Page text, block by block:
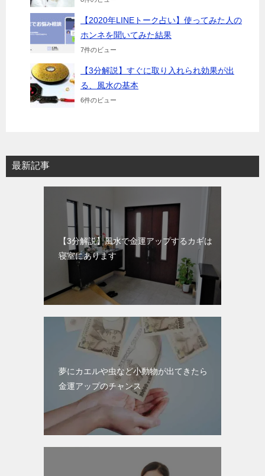
【2020年LINEトーク占い】使ってみた人の
ホンネを聞いてみた結果
7件のビュー
【3分解説】すぐに取り入れられ効果が出
る、風水の基本
6件のビュー
最新記事
【3分解説】風水で金運アップするカギは
寝室にあります
夢にカエルや虫など小動物が出てきたら
金運アップのチャンス